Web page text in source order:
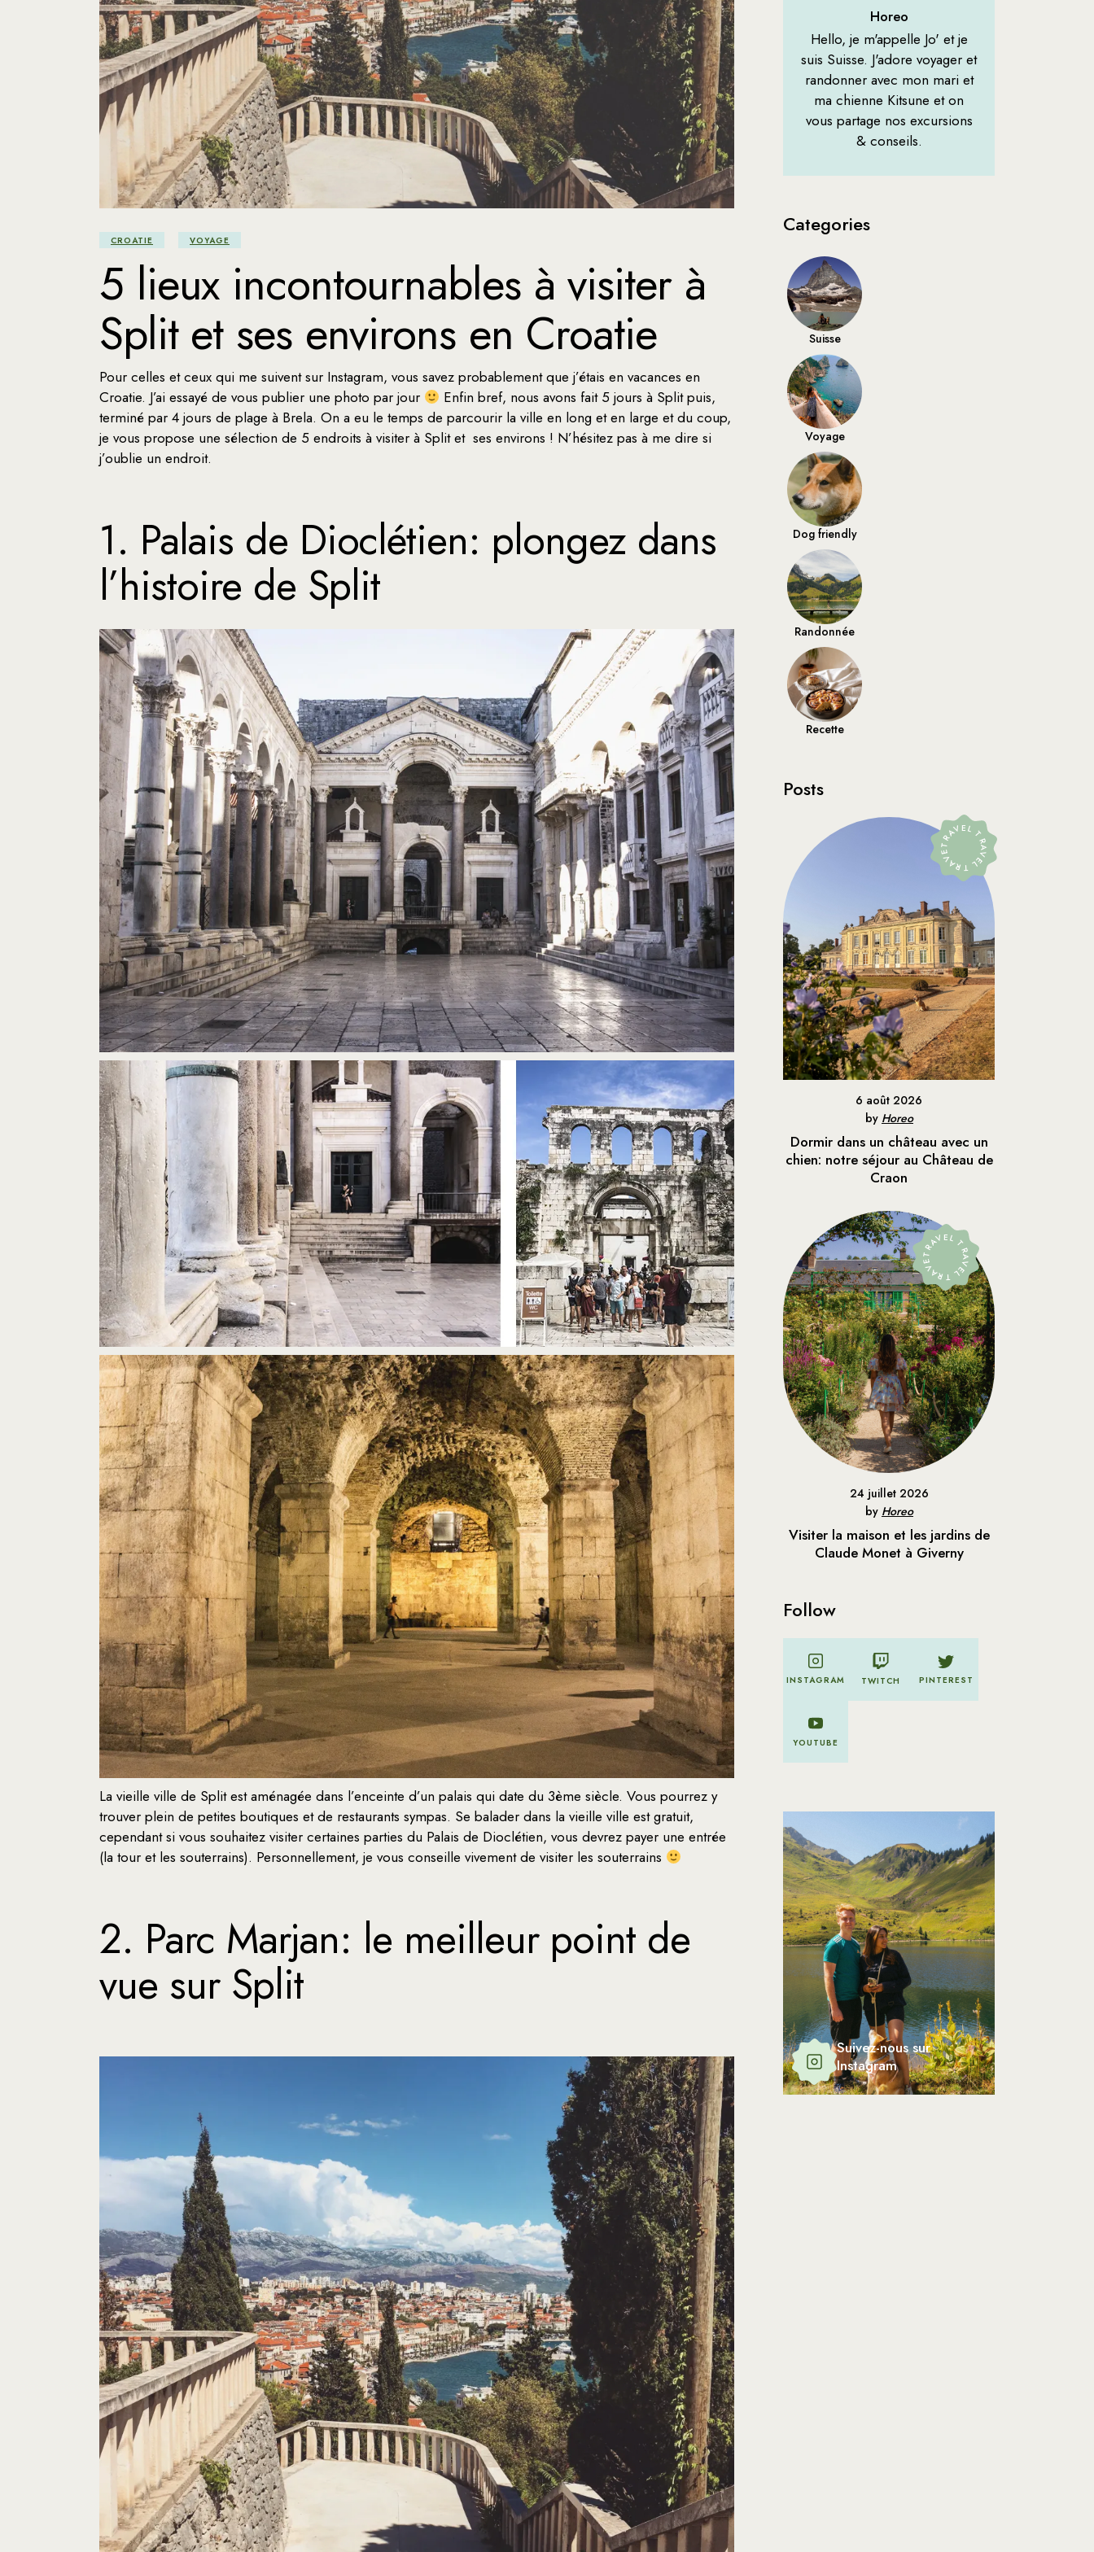
Maroc
Mexique
Portugal
Suisse
CROATIE VOYAGE
5 lieux incontournables à visiter à
Split et ses environs en Croatie
Pour celles et ceux qui me suivent sur Instagram, vous savez probablement que j’étais en vacances en
Croatie. J’ai essayé de vous publier une photo par jour
Enfin bref, nous avons fait 5 jours à Split puis,
terminé par 4 jours de plage à Brela. On a eu le temps de parcourir la ville en long et en large et du coup,
je vous propose une sélection de 5 endroits à visiter à Split et ses environs ! N’hésitez pas à me dire si
j’oublie un endroit.
1. Palais de Dioclétien: plongez dans
l’histoire de Split
La vieille ville de Split est aménagée dans l’enceinte d’un palais qui date du 3ème siècle. Vous pourrez y
trouver plein de petites boutiques et de restaurants sympas. Se balader dans la vieille ville est gratuit,
cependant si vous souhaitez visiter certaines parties du Palais de Dioclétien, vous devrez payer une entrée
(la tour et les souterrains). Personnellement, je vous conseille vivement de visiter les souterrains
2. Parc Marjan: le meilleur point de
vue sur Split
Horeo
Hello, je m'appelle Jo' et je
suis Suisse. J'adore voyager et
randonner avec mon mari et
ma chienne Kitsune et on
vous partage nos excursions
& conseils.
Categories
Suisse
Voyage
Dog friendly
Randonnée
Recette
Posts
TRAVEL TRAVEL TRAVEL
6 août 2026
by Horeo
Dormir dans un château avec un
chien: notre séjour au Château de
Craon
TRAVEL TRAVEL TRAVEL
24 juillet 2026
by Horeo
Visiter la maison et les jardins de
Claude Monet à Giverny
Follow
INSTAGRAM TWITCH PINTEREST
YOUTUBE
Suivez-nous sur
Instagram